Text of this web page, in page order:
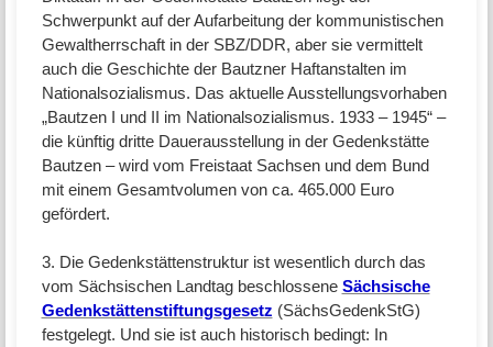
Schwerpunkt auf der Aufarbeitung der kommunistischen
Gewaltherrschaft in der SBZ/DDR, aber sie vermittelt
auch die Geschichte der Bautzner Haftanstalten im
Nationalsozialismus. Das aktuelle Ausstellungsvorhaben
„Bautzen I und II im Nationalsozialismus. 1933 – 1945“ –
die künftig dritte Dauerausstellung in der Gedenkstätte
Bautzen – wird vom Freistaat Sachsen und dem Bund
mit einem Gesamtvolumen von ca. 465.000 Euro
gefördert.
3. Die Gedenkstättenstruktur ist wesentlich durch das
vom Sächsischen Landtag beschlossene Sächsische
Gedenkstättenstiftungsgesetz (SächsGedenkStG)
festgelegt. Und sie ist auch historisch bedingt: In